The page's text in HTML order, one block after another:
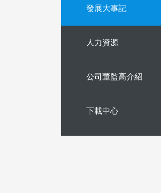
發展大事記
人力資源
公司董監高介紹
下載中心